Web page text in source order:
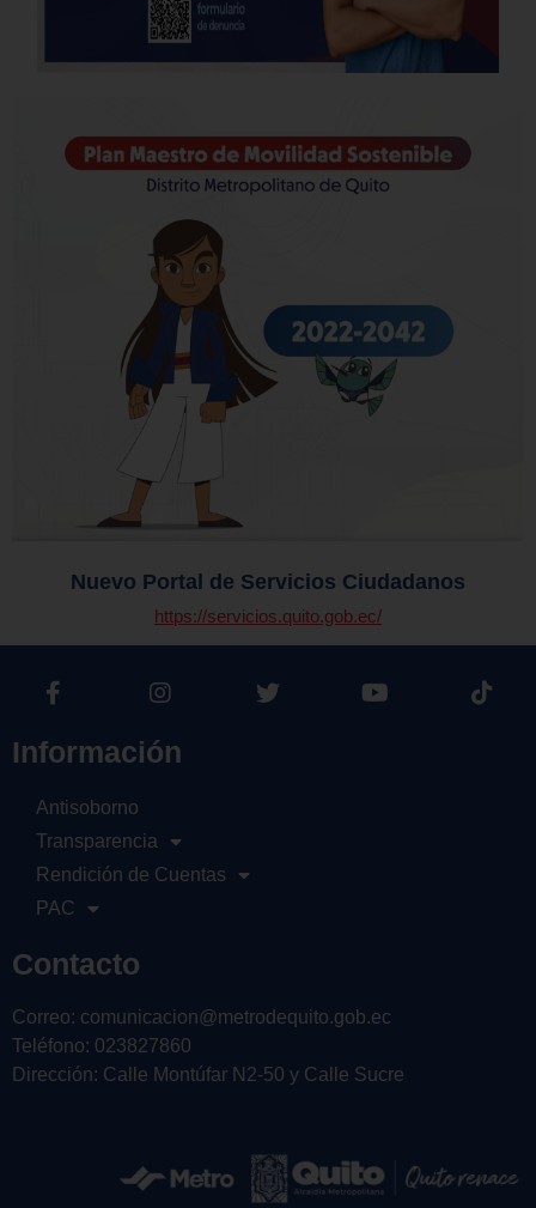
Nuevo Portal de Servicios Ciudadanos
https://servicios.quito.gob.ec/
Información
Antisoborno
Transparencia
Rendición de Cuentas
PAC
Contacto
Correo: comunicacion@metrodequito.gob.ec
Teléfono: 023827860
Dirección: Calle Montúfar N2-50 y Calle Sucre